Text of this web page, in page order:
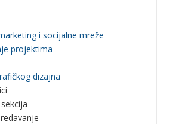
i socijalne mreže
projektima
dizajna